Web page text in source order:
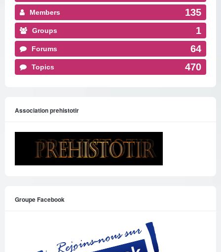
Members 135
Groups 1
Forums 64
Topics 470
Association prehistotir
Groupe Facebook